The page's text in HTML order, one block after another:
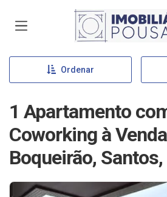
Página inicial
Ordenar
1 Apartamento
Coworking à
Boqueirão, Santos,